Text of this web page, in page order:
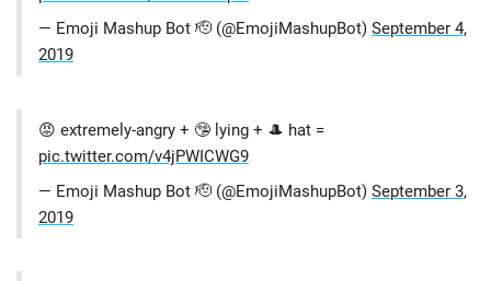
— Emoji Mashup Bot 🫡 (@EmojiMashupBot) September 4,
2019
😡 extremely-angry + 🤥 lying + 🎩 hat =
pic.twitter.com/v4jPWICWG9
— Emoji Mashup Bot 🫡 (@EmojiMashupBot) September 3,
2019